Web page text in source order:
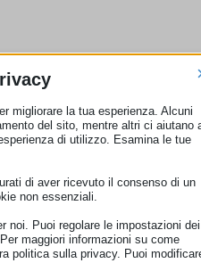
documenti servono per
migliorare la tua esperienza. Alcuni
del sito, mentre altri ci aiutano
di utilizzo. Esamina le tue
di aver ricevuto il consenso di un
non essenziali.
noi. Puoi regolare le impostazioni dei
maggiori informazioni su come
politica sulla privacy. Puoi